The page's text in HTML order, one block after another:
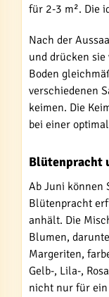
für 2-3 m². Die
Nach der
und drücken
Boden
verschiedenen
keimen. Die
bei einer
Blütenpracht
Ab Juni können
Blütenpracht
anhält. Die
Blumen,
Margeriten,
Gelb-, Lila-,
nicht nur für